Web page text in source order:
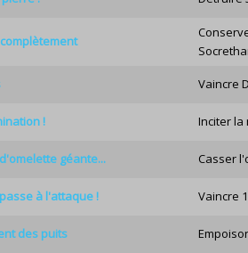
Vaincre
! Inciter la
géante... Casser
à l'attaque ! Vaincre
des puits